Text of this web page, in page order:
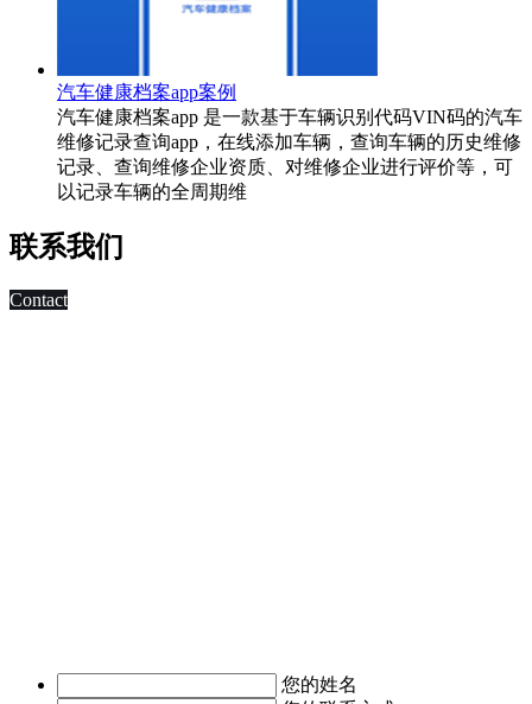
汽车健康档案app案例
汽车健康档案app 是一款基于车辆识别代码VIN码的汽车
维修记录查询app，在线添加车辆，查询车辆的历史维修
记录、查询维修企业资质、对维修企业进行评价等，可
以记录车辆的全周期维
联系我们
Contact
您的姓名